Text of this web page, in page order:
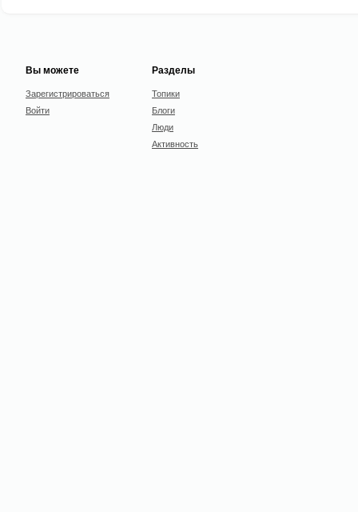
Вы можете
Зарегистрироваться
Войти
Разделы
Топики
Блоги
Люди
Активность